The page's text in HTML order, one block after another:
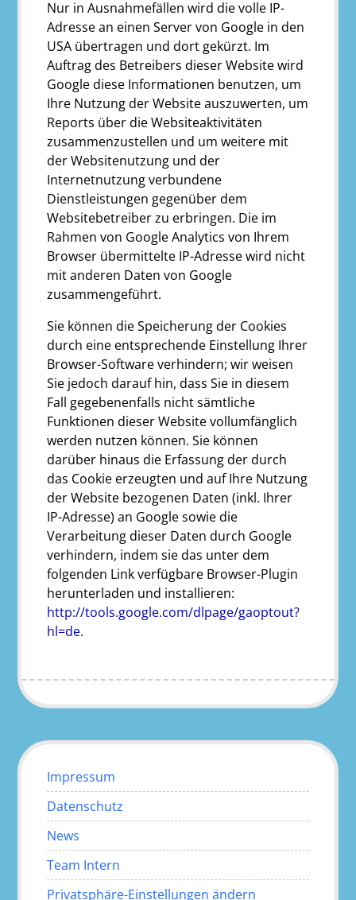
Nur in Ausnahmefällen wird die volle IP-
Adresse an einen Server von Google in den
USA übertragen und dort gekürzt. Im
Auftrag des Betreibers dieser Website wird
Google diese Informationen benutzen, um
Ihre Nutzung der Website auszuwerten, um
Reports über die Websiteaktivitäten
zusammenzustellen und um weitere mit
der Websitenutzung und der
Internetnutzung verbundene
Dienstleistungen gegenüber dem
Websitebetreiber zu erbringen. Die im
Rahmen von Google Analytics von Ihrem
Browser übermittelte IP-Adresse wird nicht
mit anderen Daten von Google
zusammengeführt.
Sie können die Speicherung der Cookies
durch eine entsprechende Einstellung Ihrer
Browser-Software verhindern; wir weisen
Sie jedoch darauf hin, dass Sie in diesem
Fall gegebenenfalls nicht sämtliche
Funktionen dieser Website vollumfänglich
werden nutzen können. Sie können
darüber hinaus die Erfassung der durch
das Cookie erzeugten und auf Ihre Nutzung
der Website bezogenen Daten (inkl. Ihrer
IP-Adresse) an Google sowie die
Verarbeitung dieser Daten durch Google
verhindern, indem sie das unter dem
folgenden Link verfügbare Browser-Plugin
herunterladen und installieren:
http://tools.google.com/dlpage/gaoptout?
hl=de.
Impressum
Datenschutz
News
Team Intern
Privatsphäre-Einstellungen ändern